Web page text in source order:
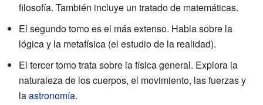
filosofía. También incluye un tratado de matemáticas.
El segundo tomo es el más extenso. Habla sobre la
lógica y la metafísica (el estudio de la realidad).
El tercer tomo trata sobre la física general. Explora la
naturaleza de los cuerpos, el movimiento, las fuerzas y
laastronomía.